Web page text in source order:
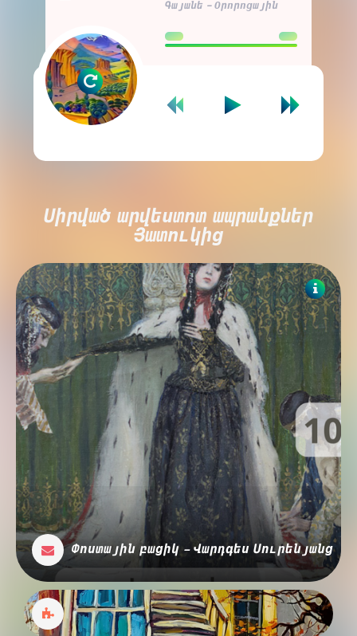
Գայանե - Օրորոցային
00:00 00:00
Սիրված արվեստոտ ապրանքներ
Յատուկից
Փոստային բացիկ - Վարդգես Սուրենյանց